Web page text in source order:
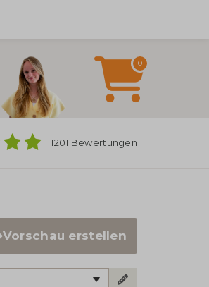
0
1201 Bewertungen
Vorschau erstellen